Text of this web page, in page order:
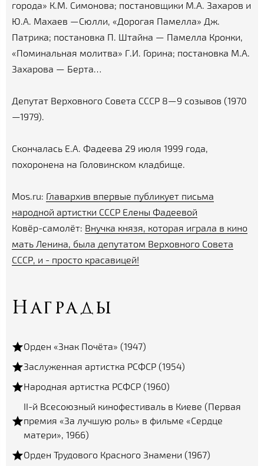
города» К.М. Симонова; постановщики М.А. Захаров и
Ю.А. Махаев —Сюлли, «Дорогая Памелла» Дж.
Патрика; постановка П. Штайна — Памелла Кронки,
«Поминальная молитва» Г.И. Горина; постановка М.А.
Захарова — Берта…
Депутат Верховного Совета СССР 8—9 созывов (1970
—1979).
Скончалась Е.А. Фадеева 29 июля 1999 года,
похоронена на Головинском кладбище.
Mos.ru: Главархив впервые публикует письма
народной артистки СССР Елены Фадеевой
Ковёр-самолёт: Внучка князя, которая играла в кино
мать Ленина, была депутатом Верховного Совета
СССР, и - просто красавицей!
Награды
Орден «Знак Почёта» (1947)
Заслуженная артистка РСФСР (1954)
Народная артистка РСФСР (1960)
II-й Всесоюзный кинофестиваль в Киеве (Первая
премия «За лучшую роль» в фильме «Сердце
матери», 1966)
Орден Трудового Красного Знамени (1967)